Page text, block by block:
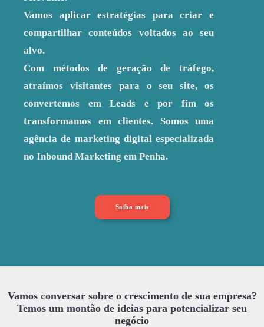
Vamos aplicar estratégias para criar e
compartilhar conteúdos voltados ao seu
alvo.
Com métodos de geração de tráfego,
atraímos visitantes para o seu site, os
convertemos em Leads e por fim os
transformamos em clientes. Somos uma
agência de marketing digital especializada
no Inbound Marketing em Penha.
Saiba mais
Vamos conversar sobre o crescimento de sua empresa?
Temos um montão de ideias para potencializar seu
negócio